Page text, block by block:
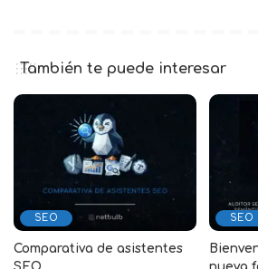
También te puede interesar
SEO
Comparativa de asistentes
SEO